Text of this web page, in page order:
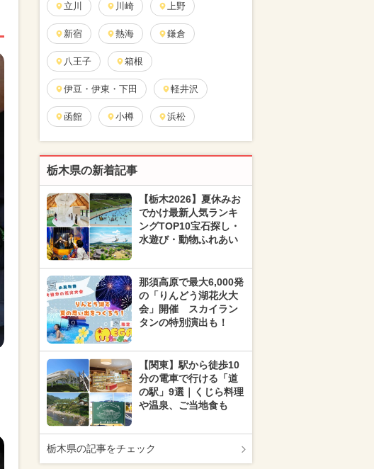
立川 川崎 上野
新宿 熱海 鎌倉
八王子 箱根
伊豆・伊東・下田 軽井沢
函館 小樽 浜松
栃木県の新着記事
【栃木2026】夏休みお
でかけ最新人気ランキ
ングTOP10宝石探し・
水遊び・動物ふれあい
那須高原で最大6,000発
の「りんどう湖花火大
会」開催 スカイラン
タンの特別演出も！
【関東】駅から徒歩10
分の電車で行ける「道
の駅」9選｜くじら料理
や温泉、ご当地食も
栃木県の記事をチェック